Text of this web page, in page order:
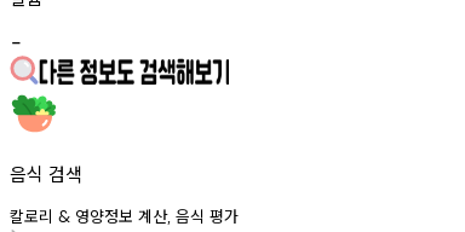
-
음식 검색
칼로리 & 영양정보 계산, 음식 평가